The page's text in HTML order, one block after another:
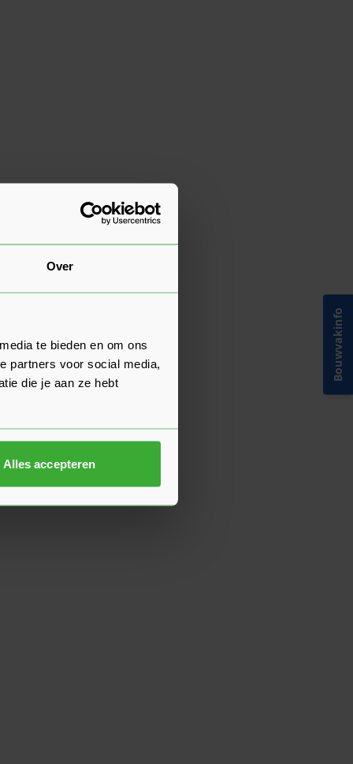
Over
te bieden en om ons
partners voor social media,
die je aan ze hebt
Alles accepteren
Bouwvakinfo